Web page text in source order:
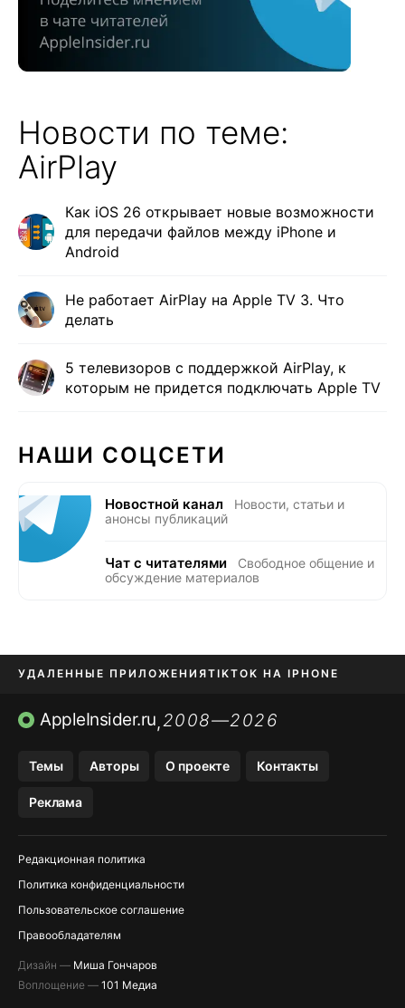
Новости по теме:
AirPlay
Как iOS 26 открывает новые возможности
для передачи файлов между iPhone и
Android
Не работает AirPlay на Apple TV 3. Что
делать
5 телевизоров с поддержкой AirPlay, к
которым не придется подключать Apple TV
НАШИ СОЦСЕТИ
Новостной канал
Новости, статьи и
анонсы публикаций
Чат с читателями
Свободное общение и
обсуждение материалов
УДАЛЕННЫЕ ПРИЛОЖЕНИЯTIKTOK НА IPHONE
ПРИЛОЖЕНИЯ БЕЗ APP STORE
AppleInsider.ru,2008—2026
Темы Авторы О проекте Контакты
Реклама
Редакционная политика
Политика конфиденциальности
Пользовательское соглашение
Правообладателям
Дизайн — Миша Гончаров
Воплощение — 101 Медиа